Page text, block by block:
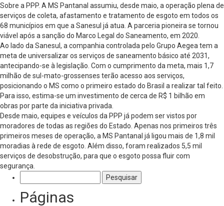
Sobre a PPP. A MS Pantanal assumiu, desde maio, a operação plena de
serviços de coleta, afastamento e tratamento de esgoto em todos os
68 municípios em que a Sanesul já atua. A parceria pioneira se tornou
viável após a sanção do Marco Legal do Saneamento, em 2020.
Ao lado da Sanesul, a companhia controlada pelo Grupo Aegea tem a
meta de universalizar os serviços de saneamento básico até 2031,
antecipando-se à legislação. Com o cumprimento da meta, mais 1,7
milhão de sul-mato-grossenses terão acesso aos serviços,
posicionando o MS como o primeiro estado do Brasil a realizar tal feito.
Para isso, estima-se um investimento de cerca de R$ 1 bilhão em
obras por parte da iniciativa privada.
Desde maio, equipes e veículos da PPP já podem ser vistos por
moradores de todas as regiões do Estado. Apenas nos primeiros três
primeiros meses de operação, a MS Pantanal já ligou mais de 1,8 mil
moradias à rede de esgoto. Além disso, foram realizados 5,5 mil
serviços de desobstrução, para que o esgoto possa fluir com
segurança.
por:
Páginas